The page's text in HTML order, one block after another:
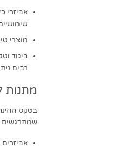
אביזרי
מוצרי
ביגוד
רבים
מתנות
בטקס
שמתרגשים